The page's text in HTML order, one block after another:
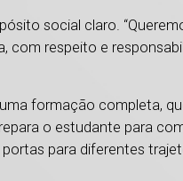
social claro.
com respeito e
formação completa,
o estudante para
para diferentes